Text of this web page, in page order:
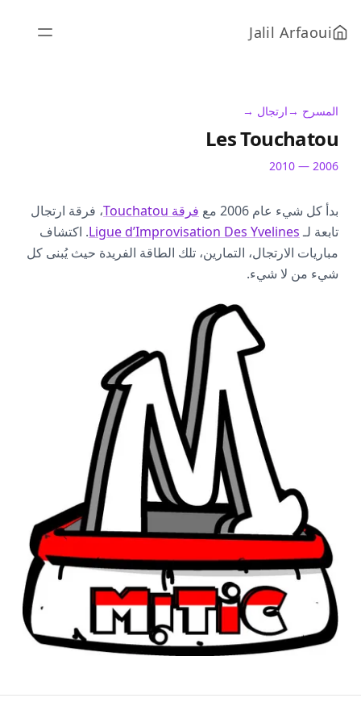
Jalil Arfaoui
المسرح →ارتجال →
Les Touchatou
2006 — 2010
بدأ كل شيء عام 2006 مع فرقة Touchatou
، فرقة ارتجال
تابعة لـLigue d’Improvisation Des Yvelines. اكتشاف
مباريات الارتجال، التمارين، تلك الطاقة الفريدة حيث يُبنى كل
شيء من لا شيء.